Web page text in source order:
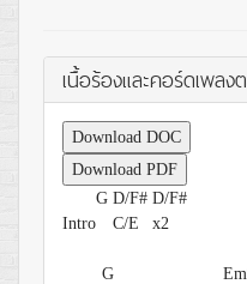
เนื้อร้องและคอร์ดเพล
Download DOC
Download PDF
G D/F# D/F#
Intro
C/E x2
G